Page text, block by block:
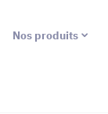
Nos produits